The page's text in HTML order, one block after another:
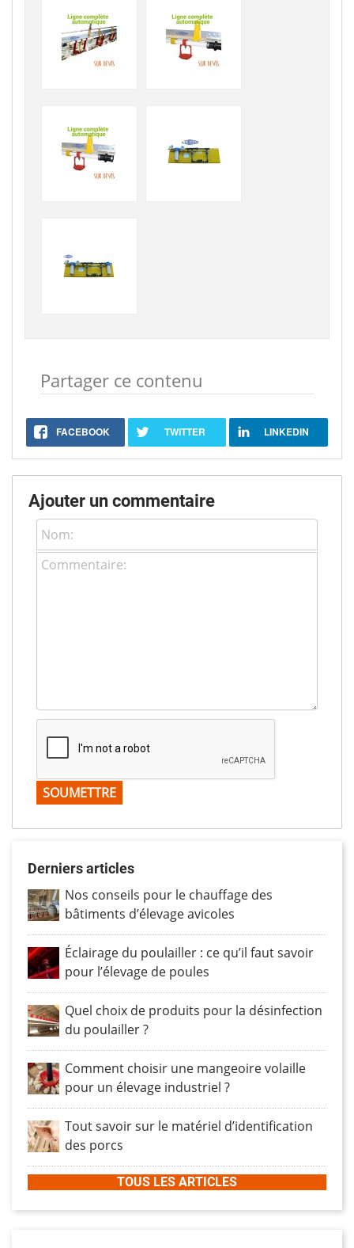
Partager ce contenu
FACEBOOK TWITTER LINKEDIN
Ajouter un commentaire
Derniers articles
Nos conseils pour le chauffage des
bâtiments d’élevage avicoles
Éclairage du poulailler : ce qu’il faut savoir
pour l’élevage de poules
Quel choix de produits pour la désinfection
du poulailler ?
Comment choisir une mangeoire volaille
pour un élevage industriel ?
Tout savoir sur le matériel d’identification
des porcs
TOUS LES ARTICLES